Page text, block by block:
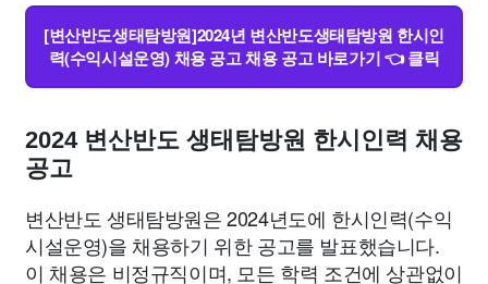
[변산반도생태탐방원]2024년 변산반도생태탐방원 한시인
력(수익시설운영) 채용 공고 채용 공고 바로가기 👈 클릭
2024 변산반도 생태탐방원 한시인력 채용
공고
변산반도 생태탐방원은 2024년도에 한시인력(수익
시설운영)을 채용하기 위한 공고를 발표했습니다.
이 채용은 비정규직이며, 모든 학력 조건에 상관없이